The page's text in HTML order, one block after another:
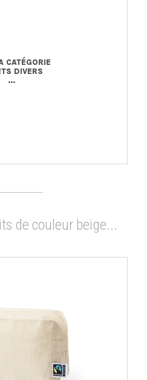
CATÉGORIE
DIVERS
...
de couleur beige...